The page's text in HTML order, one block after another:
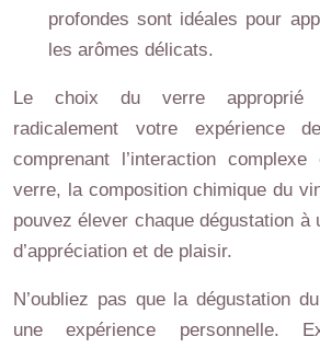
profondes sont idéales pour
les arômes délicats.
Le choix du verre approprié
radicalement votre expérience
comprenant l’interaction
verre, la composition chimique du
pouvez élever chaque dégustation à
d’appréciation et de plaisir.
N’oubliez pas que la dégustation
une expérience personnelle.